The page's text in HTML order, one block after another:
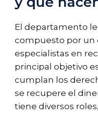
El departamento
compuesto por un
especialistas en
principal objetivo
cumplan los
se recupere el
tiene diversos